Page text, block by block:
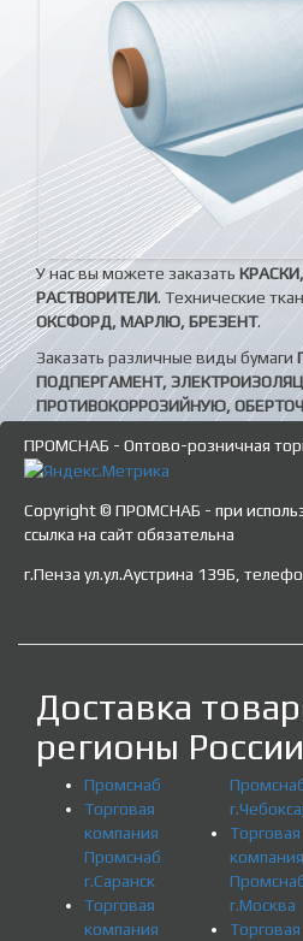
У нас вы можете заказать
РАСТВОРИТЕЛИ. Технические
ОКСФОРД, МАРЛЮ, БРЕЗЕНТ.
Заказать различные виды бумаги
ПОДПЕРГАМЕНТ,
ПРОТИВОКОРРОЗИЙНУЮ,
ПРОМСНАБ - Оптово-розничная
Copyright © ПРОМСНАБ - при
ссылка на сайт обязательна
г.Пенза ул.ул.Аустрина 139Б,
Доставка
регионы России
Промснаб
Торговая
компания
Промснаб
г.Саранск
Торговая
компания
Торговая
компания
г.Москва
Торговая